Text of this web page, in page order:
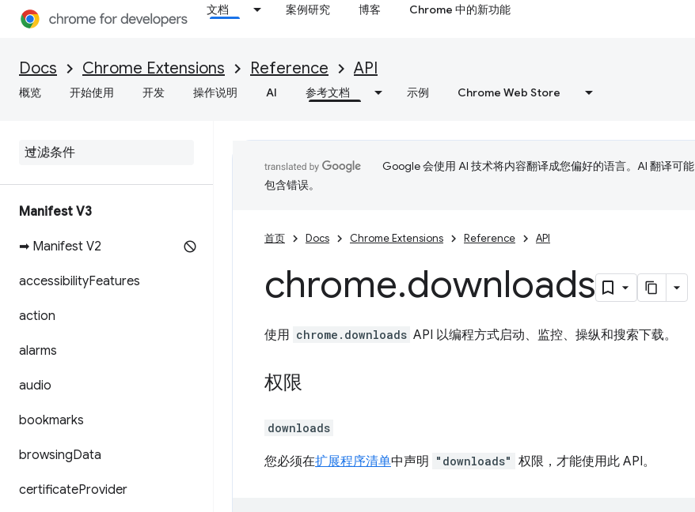
文档 案例研究 博客 Chrome 中的新功能
Docs Chrome Extensions Reference API
概览 开始使用 开发 操作说明 AI 参考文档 示例 Chrome Web Store
Manifest V3
➡ Manifest V2
accessibilityFeatures
action
alarms
audio
bookmarks
browsingData
certificateProvider
Google 会使用 AI 技术将内容翻译成您偏好的语言。AI 翻译可能
包含错误。
首页 Docs Chrome Extensions Reference API
chrome.downloads
使用 chrome.downloads API 以编程方式启动、监控、操纵和搜索下载。
权限
downloads
您必须在扩展程序清单中声明 "downloads" 权限，才能使用此 API。